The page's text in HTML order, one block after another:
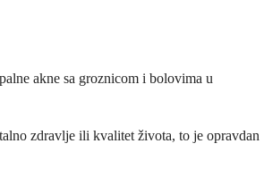
akne sa groznicom i bolovima u
zdravlje ili kvalitet života, to je opravdan